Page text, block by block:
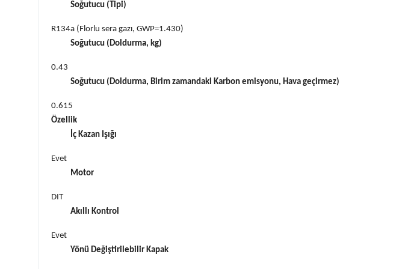
Soğutucu (Tipi)
R134a (Florlu sera gazı, GWP=1.430)
Soğutucu (Doldurma, kg)
0.43
Soğutucu (Doldurma, Birim zamandaki Karbon emisyonu, Hava geçirmez)
0.615
Özellik
İç Kazan Işığı
Evet
Motor
DIT
Akıllı Kontrol
Evet
Yönü Değiştirilebilir Kapak